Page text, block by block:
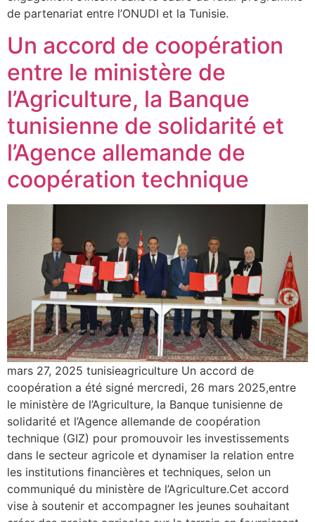
de partenariat entre l’ONUDI et la Tunisie.
Un accord de coopération
entre le ministère de
l’Agriculture, la Banque
tunisienne de solidarité et
l’Agence allemande de
coopération technique
mars 27, 2025 tunisieagriculture Un accord de
coopération a été signé mercredi, 26 mars 2025,entre
le ministère de l’Agriculture, la Banque tunisienne de
solidarité et l’Agence allemande de coopération
technique (GIZ) pour promouvoir les investissements
dans le secteur agricole et dynamiser la relation entre
les institutions financières et techniques, selon un
communiqué du ministère de l’Agriculture.Cet accord
vise à soutenir et accompagner les jeunes souhaitant